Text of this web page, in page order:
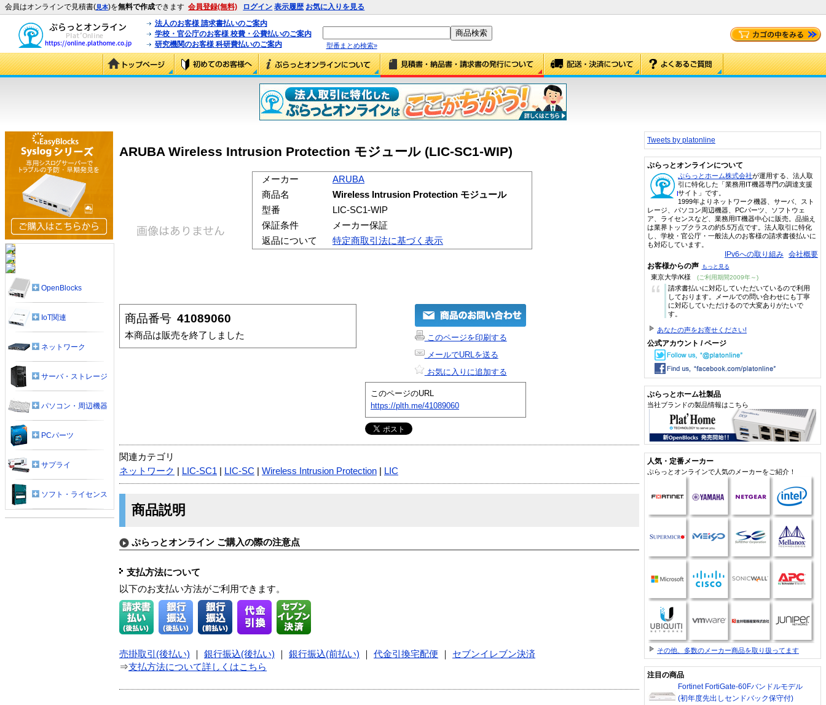
会員はオンラインで見積書(見本)を無料で作成できます 会員登録(無料) ログイン 表示履歴 お気に入りを見る
法人のお客様 請求書払いのご案内
学校・官公庁のお客様 校費・公費払いのご案内
研究機関のお客様 科研費払いのご案内
型番まとめ検索»
ARUBA Wireless Intrusion Protection モジュール (LIC-SC1-WIP)
メーカー
ARUBA
商品名
Wireless Intrusion Protection モジュール
型番
LIC-SC1-WIP
保証条件
メーカー保証
返品について
特定商取引法に基づく表示
商品番号 41089060
本商品は販売を終了しました
このページを印刷する
メールでURLを送る
お気に入りに追加する
このページのURL
https://plth.me/41089060
関連カテゴリ
ネットワーク
LIC-SC1 LIC-SC Wireless Intrusion Protection LIC
商品説明
ぷらっとオンライン ご購入の際の注意点
支払方法について
以下のお支払い方法がご利用できます。
売掛取引(後払い) 銀行振込(後払い) 銀行振込(前払い) 代金引換宅配便
セブンイレブン決済
⇒支払方法について詳しくはこちら
OpenBlocks
IoT関連
ネットワーク
サーバ・ストレージ
パソコン・周辺機器
PCパーツ
サプライ
ソフト・ライセンス
Tweets by platonline
ぷらっとオンラインについて
ぷらっとホーム株式会社が運用する、法人取
引に特化した「業務用IT機器専門の調達支援
サイト」です。
1999年よりネットワーク機器、サーバ、スト
レージ、パソコン周辺機器、PCパーツ、ソフトウェ
ア、ライセンスなど、業務用IT機器中心に販売。品揃え
は業界トップクラスの約5.5万点です。法人取引に特化
し、学校・官公庁・一般法人のお客様の請求書後払いに
も対応しています。
IPv6への取り組み 会社概要
お客様からの声 もっと見る
東京大学/K様 (ご利用期間2009年～)
“
請求書払いに対応していただいているので利用
しております。メールでの問い合わせにも丁寧
に対応していただけるので大変ありがたいで
す。
あなたの声をお寄せください!
公式アカウント / ページ
ぷらっとホーム社製品
当社ブランドの製品情報はこちら
人気・定番メーカー
ぷらっとオンラインで人気のメーカーをご紹介！
その他、多数のメーカー商品を取り扱ってます
注目の商品
Fortinet FortiGate-60Fバンドルモデル
(初年度先出しセンドバック保守付)